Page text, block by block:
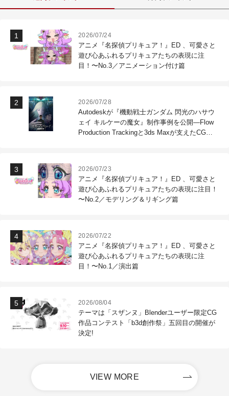
2026/07/24
アニメ『名探偵プリキュア！』ED 、可愛さと
遊び心あふれるプリキュアたちの表現に注
目！〜No.3／アニメーション付け篇
2026/07/28
Autodeskが『機動戦士ガンダム 閃光のハサウ
ェイ キルケーの魔女』制作事例を公開―Flow
Production Trackingと3ds Maxが支えたCG制
2026/07/23
アニメ『名探偵プリキュア！』ED 、可愛さと
遊び心あふれるプリキュアたちの表現に注目！
〜No.2／モデリング＆リギング篇
2026/07/22
アニメ『名探偵プリキュア！』ED 、可愛さと
遊び心あふれるプリキュアたちの表現に注
目！〜No.1／演出篇
2026/08/04
テーマは「スザンヌ」Blenderユーザー限定CG
作品コンテスト「b3d創作祭」五回目の開催が
決定!
VIEW MORE